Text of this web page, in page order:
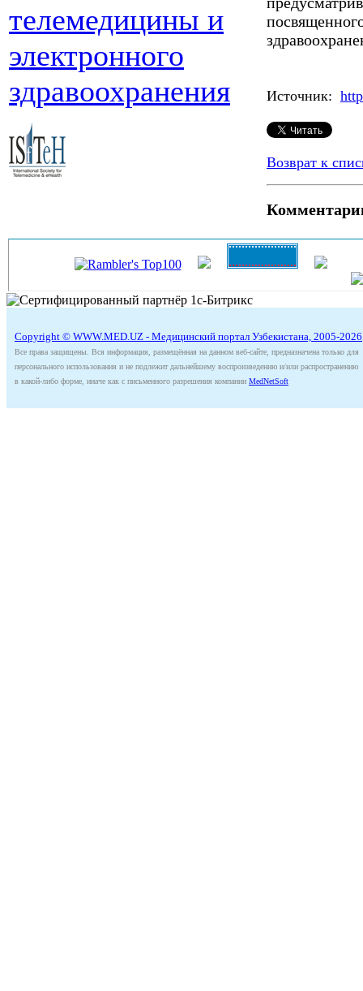
телемедицины и
электронного
здравоохранения
Источник:
Возврат к
Copyright © WWW.MED.UZ - Медицинский портал Узбекистана, 2005-2026
Все права защищены. Вся информация, размещённая на данном веб-сайте, предназначена только для
персонального использования и не подлежит дальнейшему воспроизведению и/или распространению
в какой-либо форме, иначе как с письменного разрешения компании MedNetSoft